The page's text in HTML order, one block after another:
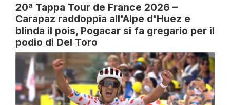
20ª Tappa Tour de France 2026 –
Carapaz raddoppia all'Alpe d'Huez e
blinda il pois, Pogacar si fa gregario per il
podio di Del Toro